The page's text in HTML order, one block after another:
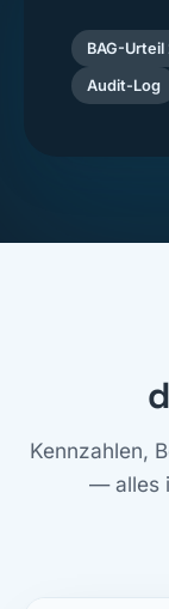
BAG-Urteil
Audit-Log
Kennzahlen,
— alles